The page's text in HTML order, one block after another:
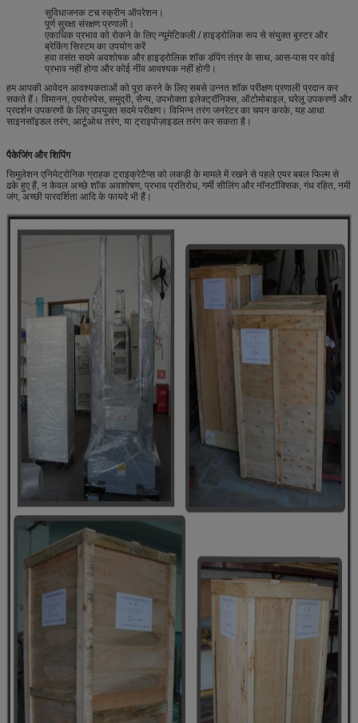
सुविधाजनक टच स्क्रीन ऑपरेशन।
पूर्ण सुरक्षा संरक्षण प्रणाली।
एकाधिक प्रभाव को रोकने के लिए न्यूमेटिकली / हाइड्रोलिक रूप से संयुक्त बूस्टर और
ब्रेकिंग सिस्टम का उपयोग करें
हवा वसंत सदमे अवशोषक और हाइड्रोलिक शॉक डंपिंग तंत्र के साथ, आस-पास पर कोई
प्रभाव नहीं होगा और कोई नींव आवश्यक नहीं होगी।
हम आपकी आवेदन आवश्यकताओं को पूरा करने के लिए सबसे उन्नत शॉक परीक्षण प्रणाली प्रदान कर
सकते हैं। विमानन, एयरोस्पेस, समुद्री, सैन्य, उपभोक्ता इलेक्ट्रॉनिक्स, ऑटोमोबाइल, घरेलू उपकरणों और
प्रदर्शन उपकरणों के लिए उपयुक्त सदमे परीक्षण। विभिन्न तरंग जनरेटर का चयन करके, यह आधा
साइनसॉइडल तरंग, आर्टूओथ तरंग, या ट्राइपोज़ाइडल तरंग कर सकता है।
पैकेजिंग और शिपिंग
सिमुलेशन एनिमेट्रोनिक ग्राहक ट्राइक्रेटैप्स को लकड़ी के मामले में रखने से पहले एयर बबल फिल्म से
ढके हुए हैं, न केवल अच्छे शॉक अवशोषण, प्रभाव प्रतिरोध, गर्मी सीलिंग और नॉनटॉक्सिक, गंध रहित, नमी
जंग, अच्छी पारदर्शिता आदि के फायदे भी हैं।